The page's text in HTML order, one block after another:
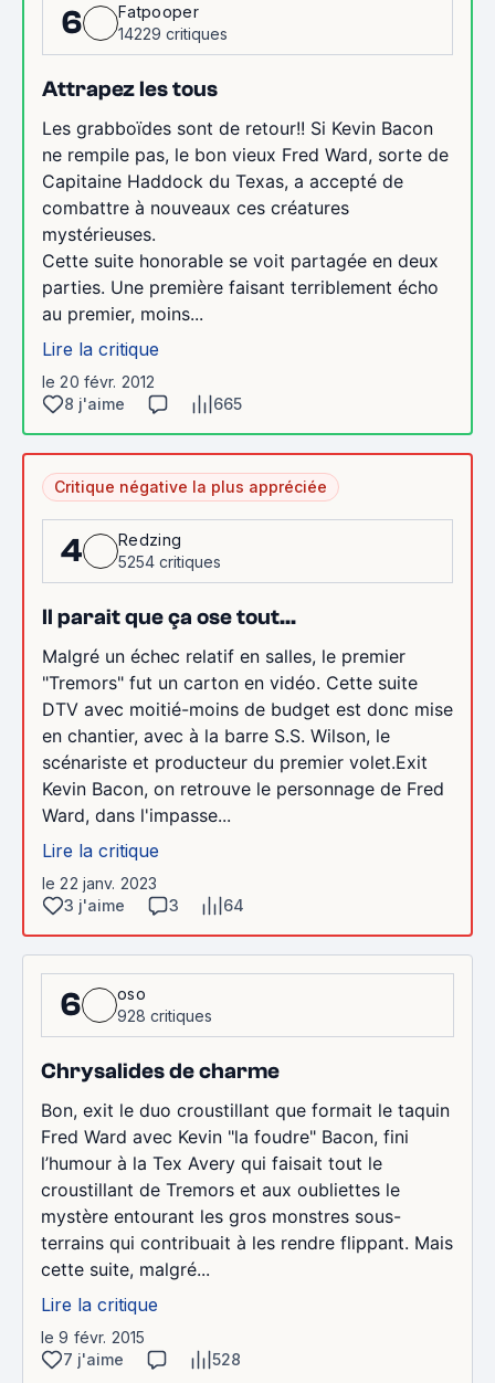
6
Fatpooper
14229 critiques
Attrapez les tous
Les grabboïdes sont de retour!! Si Kevin Bacon
ne rempile pas, le bon vieux Fred Ward, sorte de
Capitaine Haddock du Texas, a accepté de
combattre à nouveaux ces créatures
mystérieuses.
Cette suite honorable se voit partagée en deux
parties. Une première faisant terriblement écho
au premier, moins...
Lire la critique
le 20 févr. 2012
8 j'aime
665
Critique négative la plus appréciée
4
Redzing
5254 critiques
Il parait que ça ose tout...
Malgré un échec relatif en salles, le premier
"Tremors" fut un carton en vidéo. Cette suite
DTV avec moitié-moins de budget est donc mise
en chantier, avec à la barre S.S. Wilson, le
scénariste et producteur du premier volet.Exit
Kevin Bacon, on retrouve le personnage de Fred
Ward, dans l'impasse...
Lire la critique
le 22 janv. 2023
3 j'aime
3 64
6
oso
928 critiques
Chrysalides de charme
Bon, exit le duo croustillant que formait le taquin
Fred Ward avec Kevin "la foudre" Bacon, fini
l’humour à la Tex Avery qui faisait tout le
croustillant de Tremors et aux oubliettes le
mystère entourant les gros monstres sous-
terrains qui contribuait à les rendre flippant. Mais
cette suite, malgré...
Lire la critique
le 9 févr. 2015
7 j'aime
528